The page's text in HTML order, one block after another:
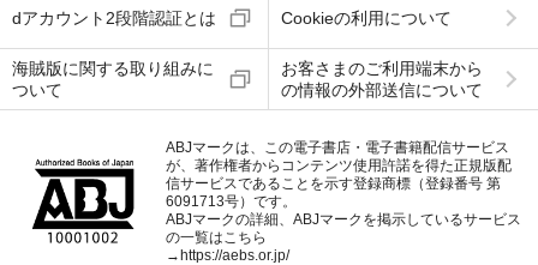
dアカウント2段階認証とは Cookieの利用について
海賊版に関する取り組みに
ついて
お客さまのご利用端末から
の情報の外部送信について
ABJマークは、この電子書店・電子書籍配信サービス
が、著作権者からコンテンツ使用許諾を得た正規版配
信サービスであることを示す登録商標（登録番号 第
6091713号）です。
ABJマークの詳細、ABJマークを掲示しているサービス
の一覧はこちら
→https://aebs.or.jp/